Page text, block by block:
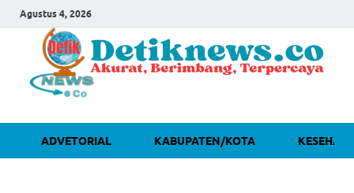
Agustus 4, 2026
ADVETORIAL KABUPATEN/KOTA